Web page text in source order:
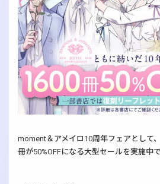
moment＆アメイロ10周年フェアとして
冊が50%OFFになる大型セールを実施中